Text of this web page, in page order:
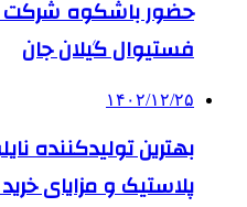
حضور باشکوه شرکت
فستیوال گیلان جان
۱۴۰۲/۱۲/۲۵
بهترین تولیدکننده
پلاستیک و مزایای